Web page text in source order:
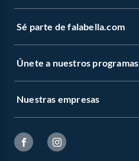
Sé parte de falabella.com
Únete a nuestros programas
Nuestras empresas